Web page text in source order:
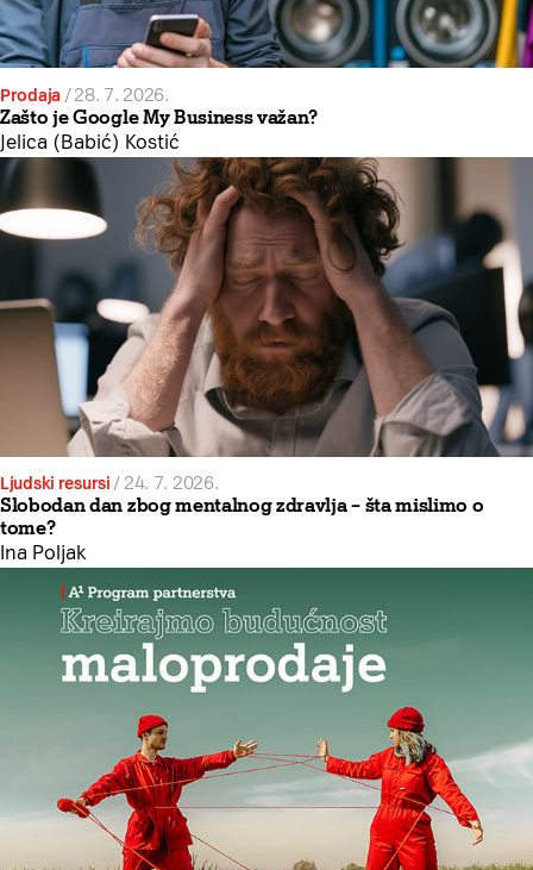
Prodaja /28. 7. 2026.
Zašto je Google My Business važan?
Jelica (Babić) Kostić
Ljudski resursi /24. 7. 2026.
Slobodan dan zbog mentalnog zdravlja – šta mislimo o
tome?
Ina Poljak